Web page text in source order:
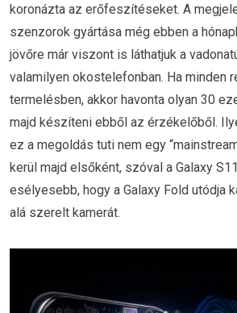
koronázta az erőfeszítéseket. A
szenzorok gyártása még ebben a
jövőre már viszont is láthatjuk a
valamilyen okostelefonban. Ha minden
termelésben, akkor havonta olyan 30
majd készíteni ebből az érzékelőből.
ez a megoldás tuti nem egy
kerül majd elsőként, szóval a Galaxy
esélyesebb, hogy a Galaxy Fold utódja
alá szerelt kamerát.